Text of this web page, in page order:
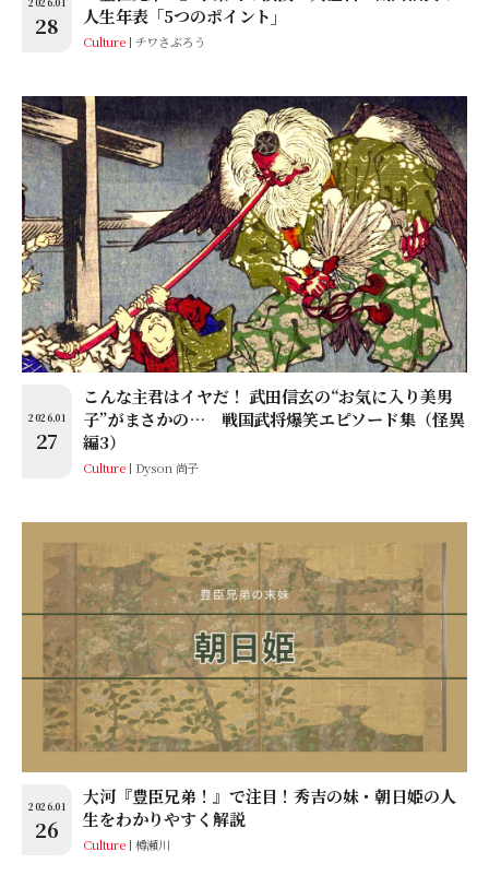
2026.01
28
人生年表「5つのポイント」
Culture チワさぶろう
2026.01
27
こんな主君はイヤだ！ 武田信玄の“お気に入り美男
子”がまさかの… 戦国武将爆笑エピソード集（怪異
編3）
Culture Dyson 尚子
2026.01
26
大河『豊臣兄弟！』で注目！秀吉の妹・朝日姫の人
生をわかりやすく解説
Culture 樽瀬川